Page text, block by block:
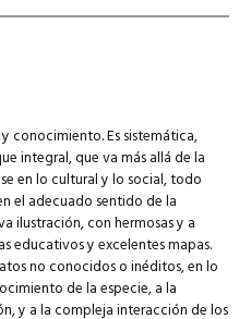
conocimiento. Es sistemática,
integral, que va más allá de la
en lo cultural y lo social, todo
el adecuado sentido de la
ilustración, con hermosas y a
educativos y excelentes mapas.
no conocidos o inéditos, en lo
de la especie, a la
y a la compleja interacción de los